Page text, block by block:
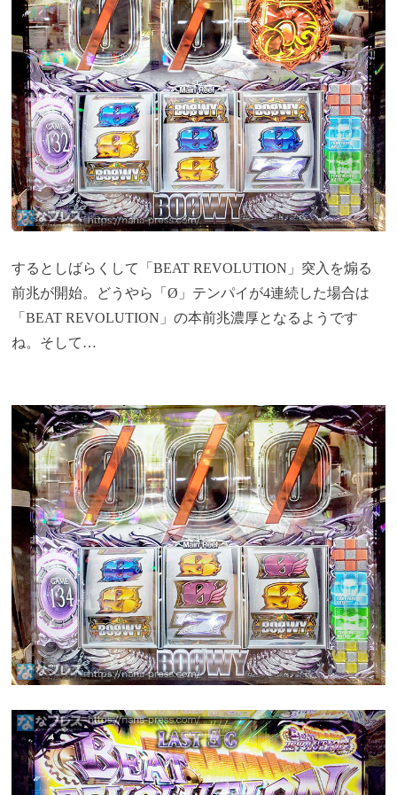
するとしばらくして「BEAT REVOLUTION」突入を煽る
前兆が開始。どうやら「Ø」テンパイが4連続した場合は
「BEAT REVOLUTION」の本前兆濃厚となるようです
ね。そして…